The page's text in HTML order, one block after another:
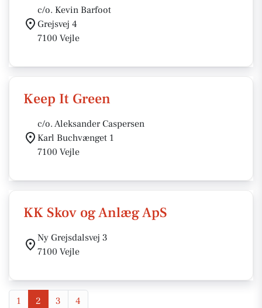
c/o. Kevin Barfoot
Grejsvej 4
7100 Vejle
Keep It Green
c/o. Aleksander Caspersen
Karl Buchvænget 1
7100 Vejle
KK Skov og Anlæg ApS
Ny Grejsdalsvej 3
7100 Vejle
1 2 3 4